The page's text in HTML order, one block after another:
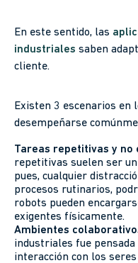
En este sentido, las
industriales saben
cliente.
Existen 3 escenarios en
desempeñarse
Tareas repetitivas y no
repetitivas suelen ser
pues, cualquier
procesos rutinarios,
robots pueden
exigentes físicamente.
Ambientes
industriales fue
interacción con los